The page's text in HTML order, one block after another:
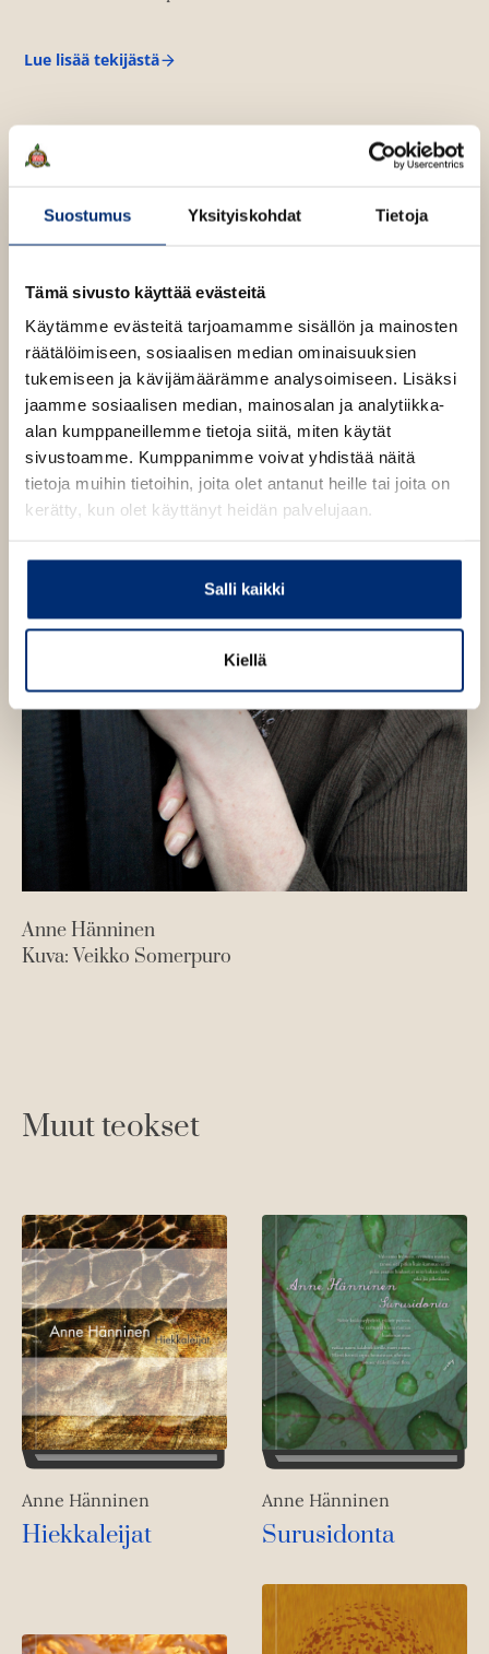
Suostumus Yksityiskohdat Tietoja
Tämä sivusto käyttää evästeitä
Käytämme evästeitä tarjoamamme sisällön ja mainosten
räätälöimiseen, sosiaalisen median ominaisuuksien
tukemiseen ja kävijämäärämme analysoimiseen. Lisäksi
jaamme sosiaalisen median, mainosalan ja analytiikka-
alan kumppaneillemme tietoja siitä, miten käytät
sivustoamme. Kumppanimme voivat yhdistää näitä
tietoja muihin tietoihin, joita olet antanut heille tai joita on
kerätty, kun olet käyttänyt heidän palvelujaan.
Salli kaikki
Kiellä
Lue lisää tekijästä
A
e
ä
Anne Hänninen
Kuva: Veikko Somerpuro
Muut teokset
Anne Hänninen
Hiekkaleijat
Anne Hänninen
Surusidonta